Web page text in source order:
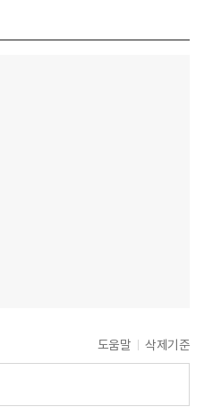
도움말 삭제기준